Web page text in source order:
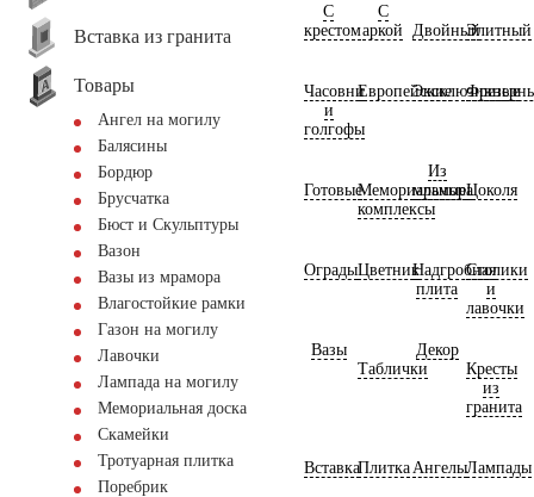
Вставка из гранита
Товары
Ангел на могилу
Балясины
Бордюр
Брусчатка
Бюст и Скульптуры
Вазон
Вазы из мрамора
Влагостойкие рамки
Газон на могилу
Лавочки
Лампада на могилу
Мемориальная доска
Скамейки
Тротуарная плитка
Поребрик
С
крестом
С
аркой
ДвойныйЭлитный
Часовни
и
голгофы
ЕвропейскиеЭксклюзивные
ГотовыеМемориальные
комплексы
Из
мрамораЦоколя
ОградыЦветникНадгробная
плита
Столики
и
лавочки
Вазы
Таблички
Декор
Кресты
из
гранита
ВставкаПлитка АнгелыЛампады